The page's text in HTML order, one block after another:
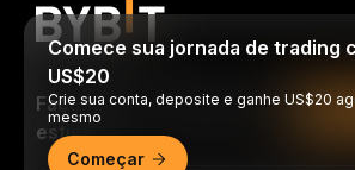
Faça trades a qualquer momento,
estiver!
Comece sua jornada de trading
US$20
Crie sua conta, deposite e ganhe US$20
mesmo
Começar
Leia